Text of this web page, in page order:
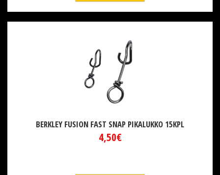
BERKLEY FUSION FAST SNAP PIKALUKKO 15KPL
4,50€